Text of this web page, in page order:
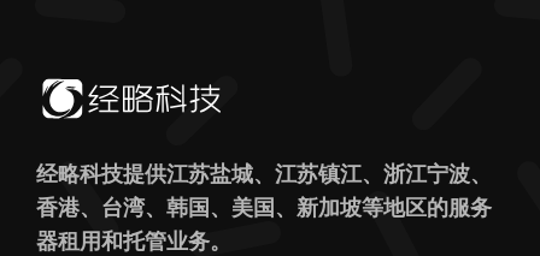
经略科技提供江苏盐城、江苏镇江、浙江宁波、
香港、台湾、韩国、美国、新加坡等地区的服务
器租用和托管业务。